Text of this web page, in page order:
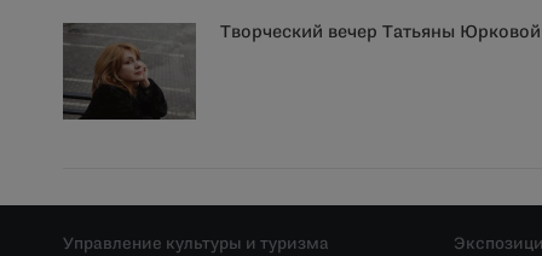
Творческий вечер Татьяны Юрковой
Управление культуры и туризма